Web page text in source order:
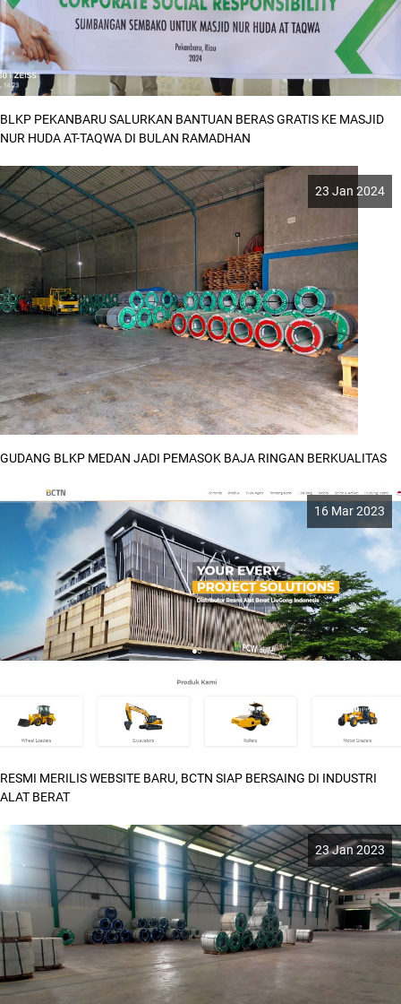
BLKP PEKANBARU SALURKAN BANTUAN BERAS GRATIS KE MASJID
NUR HUDA AT-TAQWA DI BULAN RAMADHAN
GUDANG BLKP MEDAN JADI PEMASOK BAJA RINGAN BERKUALITAS
23 Jan 2024
RESMI MERILIS WEBSITE BARU, BCTN SIAP BERSAING DI INDUSTRI
ALAT BERAT
16 Mar 2023
23 Jan 2023